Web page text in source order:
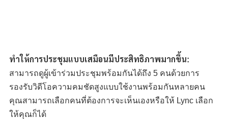
ทำให้การประชุมแบบเสมือนมีประสิทธิภาพมากขึ้น:
สามารถดูผู้เข้าร่วมประชุมพร้อมกันได้ถึง 5 คนด้วยการ
รองรับวิดีโอความคมชัดสูงแบบใช้งานพร้อมกันหลายคน
คุณสามารถเลือกคนที่ต้องการจะเห็นเองหรือให้ Lync เลือก
ให้คุณก็ได้